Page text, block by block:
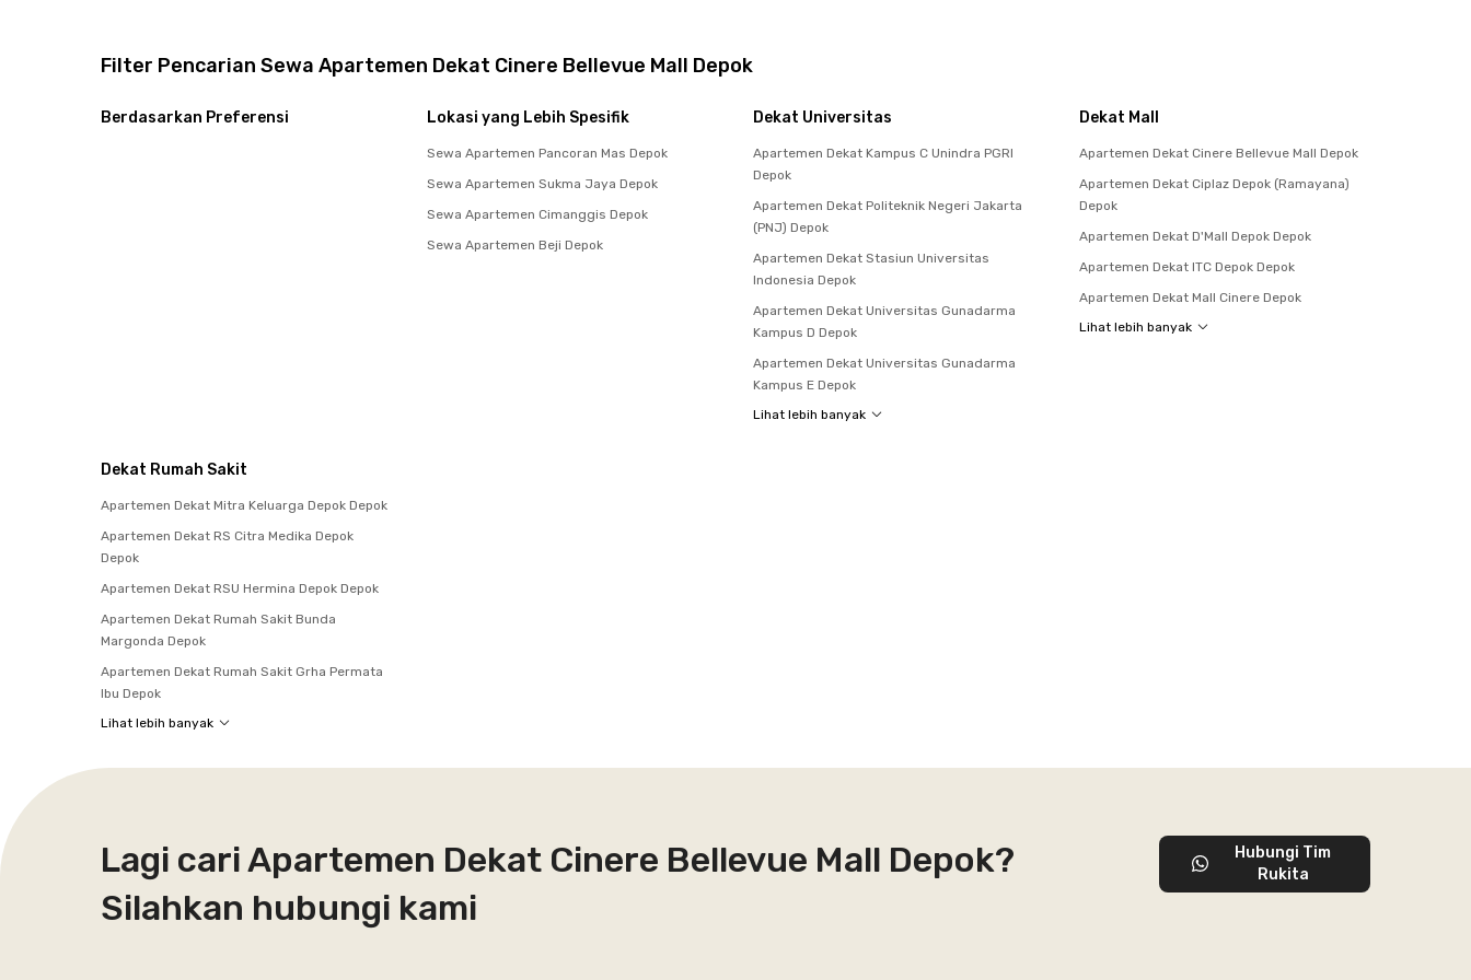
Filter Pencarian Sewa Apartemen Dekat Cinere Bellevue Mall Depok
Berdasarkan Preferensi Lokasi yang Lebih Spesifik
Sewa Apartemen Pancoran Mas Depok
Sewa Apartemen Sukma Jaya Depok
Sewa Apartemen Cimanggis Depok
Sewa Apartemen Beji Depok
Dekat Universitas
Apartemen Dekat Kampus C Unindra PGRI
Depok
Apartemen Dekat Politeknik Negeri Jakarta
(PNJ) Depok
Apartemen Dekat Stasiun Universitas
Indonesia Depok
Apartemen Dekat Universitas Gunadarma
Kampus D Depok
Apartemen Dekat Universitas Gunadarma
Kampus E Depok
Lihat lebih banyak
Dekat Mall
Apartemen Dekat Cinere Bellevue Mall Depok
Apartemen Dekat Ciplaz Depok (Ramayana)
Depok
Apartemen Dekat D'Mall Depok Depok
Apartemen Dekat ITC Depok Depok
Apartemen Dekat Mall Cinere Depok
Lihat lebih banyak
Dekat Rumah Sakit
Apartemen Dekat Mitra Keluarga Depok Depok
Apartemen Dekat RS Citra Medika Depok
Depok
Apartemen Dekat RSU Hermina Depok Depok
Apartemen Dekat Rumah Sakit Bunda
Margonda Depok
Apartemen Dekat Rumah Sakit Grha Permata
Ibu Depok
Lihat lebih banyak
Lagi cari Apartemen Dekat Cinere Bellevue Mall Depok?
Silahkan hubungi kami
Hubungi Tim
Rukita